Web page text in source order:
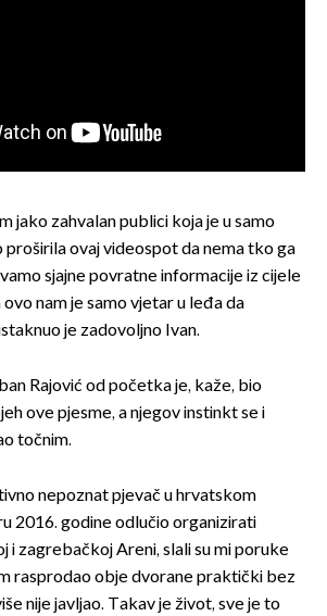
jako zahvalan publici koja je u samo
ovaj videospot da nema tko ga
sjajne povratne informacije iz cijele
nam je samo vjetar u leđa da
je zadovoljno Ivan.
Rajović od početka je, kaže, bio
ove pjesme, a njegov instinkt se i
točnim.
nepoznat pjevač u hrvatskom
2016. godine odlučio organizirati
i zagrebačkoj Areni, slali su mi poruke
rasprodao obje dvorane praktički bez
nije javljao. Takav je život, sve je to